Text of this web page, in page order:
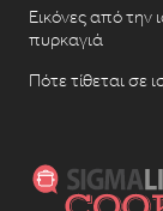
Εικόνες από την
πυρκαγιά
Πότε τίθεται σε